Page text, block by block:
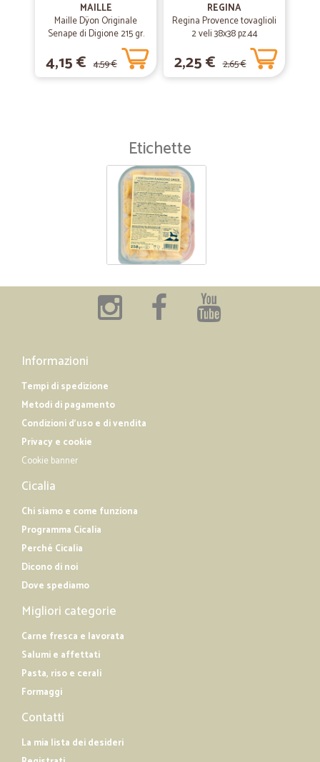
MAILLE
Maille Dÿon Originale
Senape di Digione 215 gr.
4,15 € 4,59 €
REGINA
Regina Provence tovaglioli
2 veli 38x38 pz.44
2,25 € 2,65 €
Etichette
Informazioni
Tempi di spedizione
Metodi di pagamento
Condizioni d'uso e di vendita
Privacy e cookie
Cookie banner
Cicalia
Chi siamo e come funziona
Programma Cicalia
Perché Cicalia
Dicono di noi
Dove spediamo
Migliori categorie
Carne fresca e lavorata
Salumi e affettati
Pasta, riso e cerali
Formaggi
Contatti
La mia lista dei desideri